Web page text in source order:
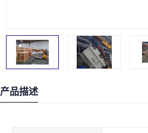
产品描述